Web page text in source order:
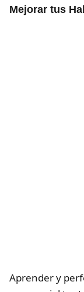
Mejorar tus
Aprender y